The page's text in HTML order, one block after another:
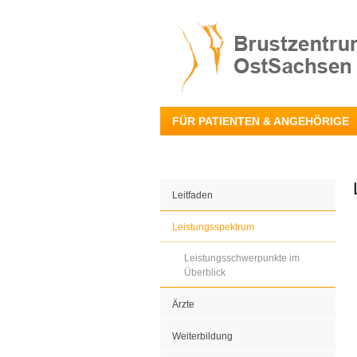
FÜR PATIENTEN & ANGEHÖRIGE
Leitfaden
Leistungsspektrum
Leistungsschwerpunkte im
Überblick
Ärzte
Weiterbildung